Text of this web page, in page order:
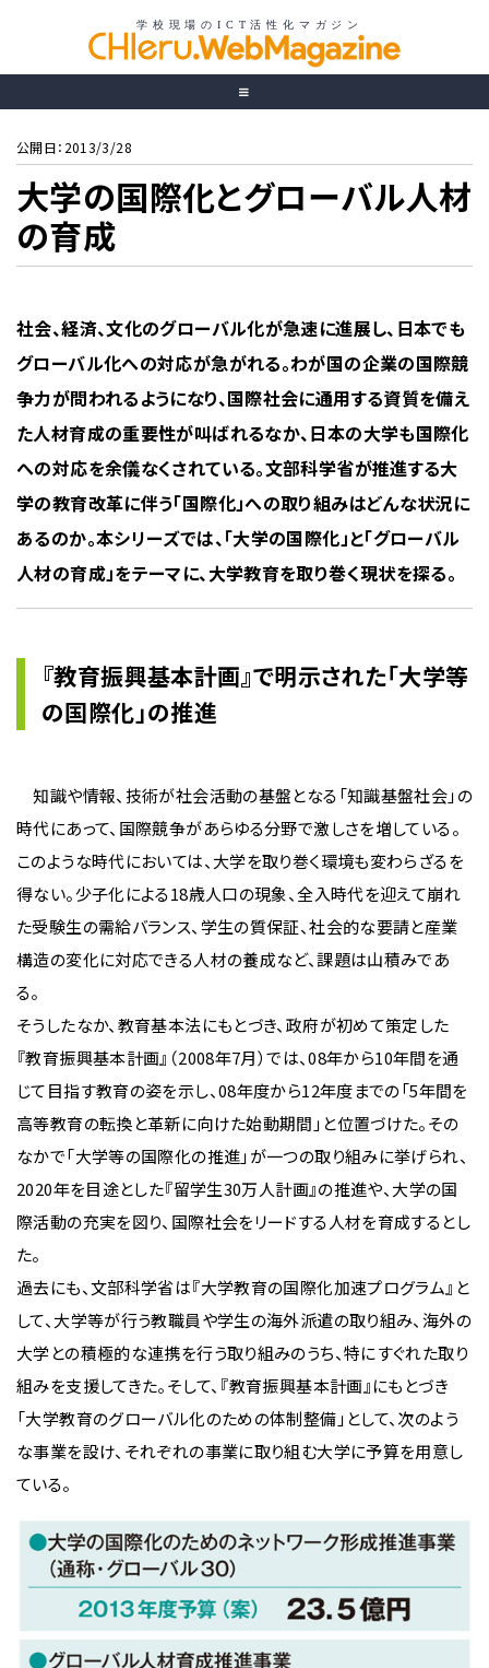
公開日：2013/3/28
大学の国際化とグローバル人材
の育成
社会、経済、文化のグローバル化が急速に進展し、日本でも
グローバル化への対応が急がれる。わが国の企業の国際競
争力が問われるようになり、国際社会に通用する資質を備え
た人材育成の重要性が叫ばれるなか、日本の大学も国際化
への対応を余儀なくされている。文部科学省が推進する大
学の教育改革に伴う「国際化」への取り組みはどんな状況に
あるのか。本シリーズでは、「大学の国際化」と「グローバル
人材の育成」をテーマに、大学教育を取り巻く現状を探る。
『教育振興基本計画』で明示された「大学等
の国際化」の推進
知識や情報、技術が社会活動の基盤となる「知識基盤社会」の
時代にあって、国際競争があらゆる分野で激しさを増している。
このような時代においては、大学を取り巻く環境も変わらざるを
得ない。少子化による18歳人口の現象、全入時代を迎えて崩れ
た受験生の需給バランス、学生の質保証、社会的な要請と産業
構造の変化に対応できる人材の養成など、課題は山積みであ
る。
そうしたなか、教育基本法にもとづき、政府が初めて策定した
『教育振興基本計画』（2008年7月）では、08年から10年間を通
じて目指す教育の姿を示し、08年度から12年度までの「5年間を
高等教育の転換と革新に向けた始動期間」と位置づけた。その
なかで「大学等の国際化の推進」が一つの取り組みに挙げられ、
2020年を目途とした『留学生30万人計画』の推進や、大学の国
際活動の充実を図り、国際社会をリードする人材を育成するとし
た。
過去にも、文部科学省は『大学教育の国際化加速プログラム』と
して、大学等が行う教職員や学生の海外派遣の取り組み、海外の
大学との積極的な連携を行う取り組みのうち、特にすぐれた取り
組みを支援してきた。そして、『教育振興基本計画』にもとづき
「大学教育のグローバル化のための体制整備」として、次のよう
な事業を設け、それぞれの事業に取り組む大学に予算を用意し
ている。